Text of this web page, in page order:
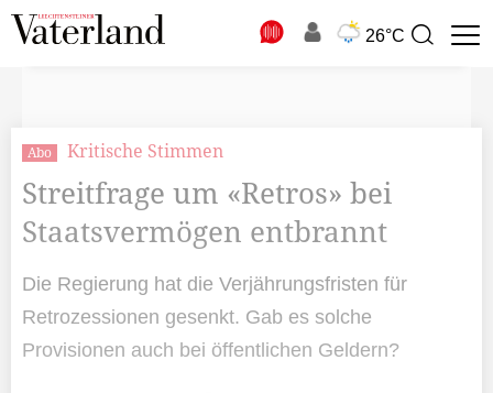
26°C
Suchbegriff
Abo Kritische Stimmen
Streitfrage um «Retros» bei
Staatsvermögen entbrannt
Die Regierung hat die Verjährungsfristen für
Retrozessionen gesenkt. Gab es solche
Provisionen auch bei öffentlichen Geldern?